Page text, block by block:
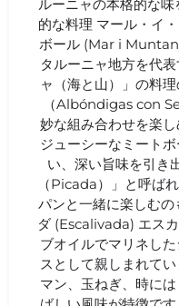
ルーニャの本格的な
的な料理 マール・イ
ボール (Mar i
タルーニャ地方を代
ャ（海と山）」の料
（Albóndigas con
妙な組み合わせを楽
ジューシーなミート
い、深い旨味を引き
（Picada）」と呼ば
パンと一緒に楽しむ
ダ (Escalivada) エス
ブオイルでマリネし
スとして親しまれて
マン、玉ねぎ、時に